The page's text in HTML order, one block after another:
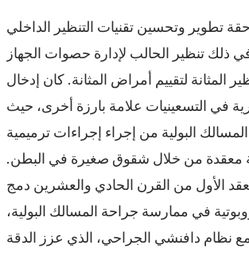
تطوير وتحسين تقنيات التنظير الداخلي
في ذلك تنظير الحالب لإدارة حصوات الجهاز
المثانة لتقييم أمراض المثانة. كان إدخال
في التسعينيات علامة بارزة أخرى، حيث
البولية من إجراء إجراءات ترميمية
معقدة من خلال شقوق صغيرة في البطن.
الأول من القرن الحادي والعشرين دمج
في ممارسة جراحة المسالك البولية،
نظام دافنشي الجراحي، الذي عزز الدقة